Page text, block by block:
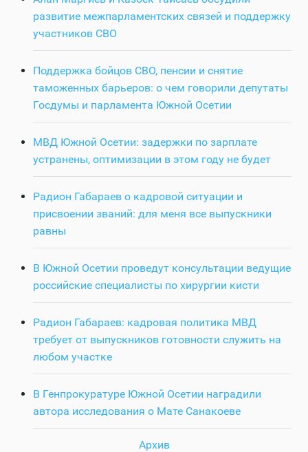
развитие межпарламентских связей и поддержку
участников СВО
Поддержка бойцов СВО, пенсии и снятие
таможенных барьеров: о чем говорили депутаты
Госдумы и парламента Южной Осетии
МВД Южной Осетии: задержки по зарплате
устранены, оптимизации в этом году не будет
Радион Габараев о кадровой ситуации и
присвоении званий: для меня все выпускники
равны
В Южной Осетии проведут консультации ведущие
российские специалисты по хирургии кисти
Радион Габараев: кадровая политика МВД
требует от выпускников готовности служить на
любом участке
В Генпрокуратуре Южной Осетии наградили
автора исследования о Мате Санакоеве
Архив